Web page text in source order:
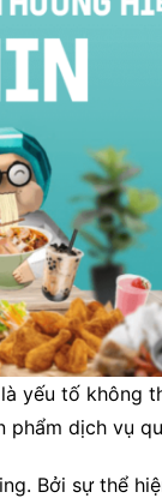
yếu tố không
phẩm dịch vụ
Bởi sự thể